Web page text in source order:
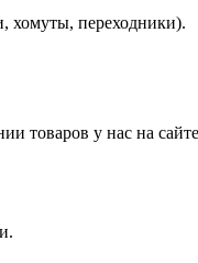
хомуты, переходники).
товаров у нас на